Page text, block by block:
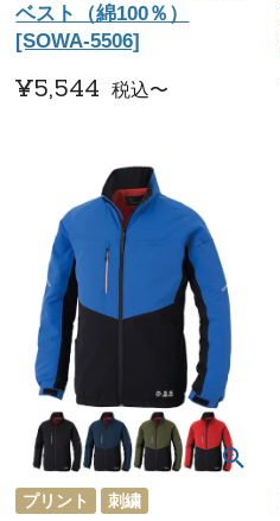
ベスト（綿100％）
[SOWA-5506]
¥5,544 税込〜
プリント 刺繍